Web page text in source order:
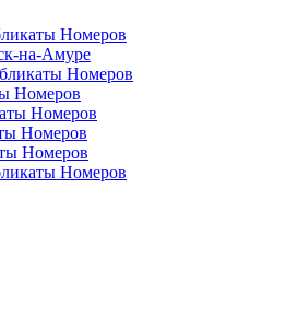
Номеров
на-Амуре
Номеров
Номеров
Номеров
Номеров
Номеров
Номеров